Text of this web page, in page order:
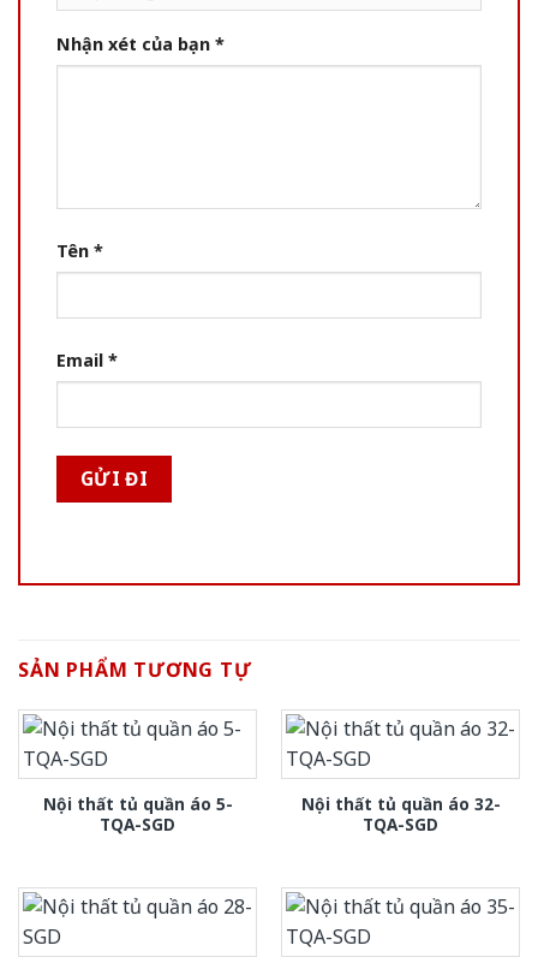
Nhận xét của bạn *
Tên *
Email *
SẢN PHẨM TƯƠNG TỰ
Nội thất tủ quần áo 5-
TQA-SGD
Nội thất tủ quần áo 32-
TQA-SGD